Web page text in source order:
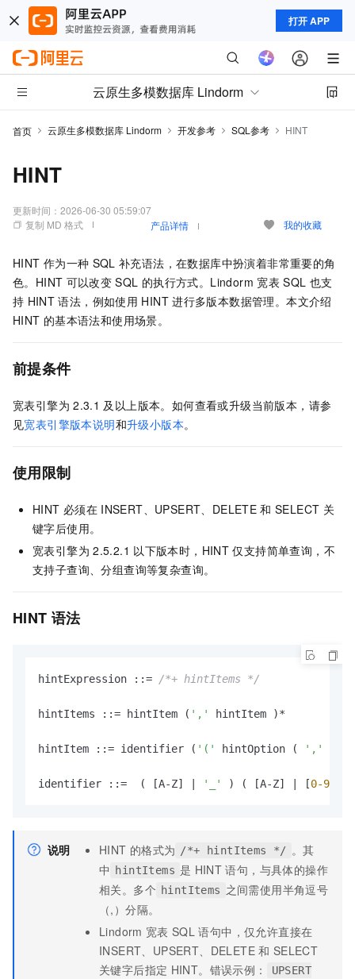
打开 APP
云原生多模数据库 Lindorm
首页 云原生多模数据库 Lindorm 开发参考 SQL参考 HINT
HINT
更新时间： 2026-06-30 05:59:07
复制 MD 格式
产品详情 我的收藏
HINT 作为一种 SQL 补充语法，在数据库中扮演着非常重要的角
色。HINT 可以改变 SQL 的执行方式。Lindorm 宽表 SQL 也支
持 HINT 语法，例如使用 HINT 进行多版本数据管理。本文介绍
HINT 的基本语法和使用场景。
前提条件
宽表引擎为 2.3.1 及以上版本。如何查看或升级当前版本，请参
见宽表引擎版本说明和升级小版本。
使用限制
HINT 必须在 INSERT、UPSERT、DELETE 和 SELECT 关
键字后使用。
宽表引擎为 2.5.2.1 以下版本时，HINT 仅支持简单查询，不
支持子查询、分组查询等复杂查询。
HINT 语法
hintExpression ::= /*+ hintItems */
hintItems ::= hintItem ( ',' hintItem )*
hintItem ::= identifier ( '(' hintOption ( ','
identifier ::=
  ( [A
-Z] '_' ) ( [A-Z] [0-9
说明 HINT 的格式为 /*+ hintItems */ 。其
中
hintItems 是 HINT 语句，与具体的操作
相关。多个 hintItems 之间需使用半角逗号
（,）分隔。
Lindorm 宽表 SQL 语句中，仅允许直接在
INSERT、UPSERT、DELETE 和 SELECT
关键字后指定 HINT。错误示例：
UPSERT